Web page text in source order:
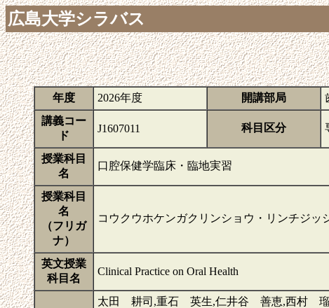
広島大学シラバス
年度
2026年度 開講部局
講義コー
ド
J1607011 科目区分
授業科目
名
口腔保健学臨床・臨地実習
授業科目
名
（フリガ
ナ）
コウクウホケンガクリンショウ・リンチジッ
英文授業
科目名
Clinical Practice on Oral Health
太田 耕司,重石 英生,仁井谷 善恵,西村